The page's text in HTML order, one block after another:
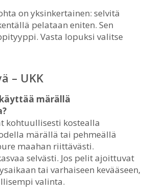
on yksinkertainen: selvitä
pelataan eniten. Sen
Vasta lopuksi valitse
– UKK
märällä
kohtuullisesti kostealla
märällä tai pehmeällä
maahan riittävästi.
selvästi. Jos pelit ajoittuvat
tai varhaiseen kevääseen,
valinta.